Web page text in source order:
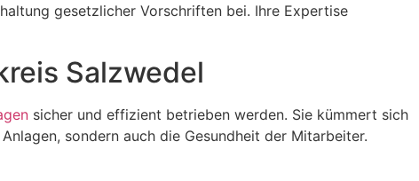
gesetzlicher Vorschriften bei. Ihre Expertise
Salzwedel
sicher und effizient betrieben werden. Sie kümmert sich
sondern auch die Gesundheit der Mitarbeiter.